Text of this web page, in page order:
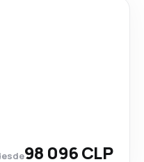
98 096 CLP